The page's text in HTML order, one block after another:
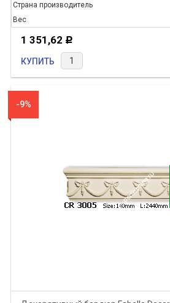
Страна производитель
Вес
1 351,62 Р
КУПИТЬ
-9%